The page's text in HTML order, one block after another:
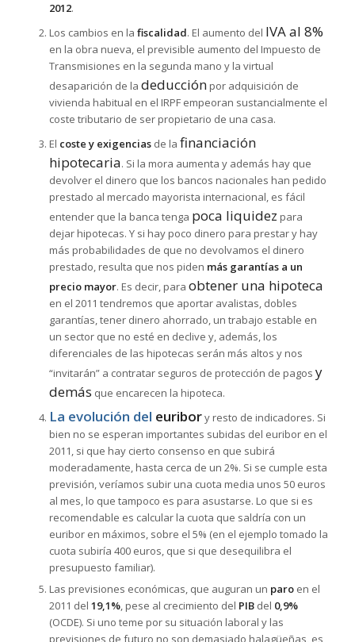
2012.
Los cambios en la fiscalidad. El aumento del IVA al 8%
en la obra nueva, el previsible aumento del Impuesto de
Transmisiones en la segunda mano y la virtual
desaparición de la deducciónpor adquisición de
vivienda habitual en el IRPF empeoran sustancialmente el
coste tributario de ser propietario de una casa.
El coste y exigenciasde la financiación
hipotecaria. Si la mora aumenta y además hay que
devolver el dinero que los bancos nacionales han pedido
prestado al mercado mayorista internacional, es fácil
entender que la banca tenga poca liquidez para
dejar hipotecas. Y si hay poco dinero para prestar y hay
más probabilidades de que no devolvamos el dinero
prestado, resulta que nos piden más garantías a un
precio mayor. Es decir, para obtener una hipoteca
en el 2011 tendremos que aportar avalistas, dobles
garantías, tener dinero ahorrado, un trabajo estable en
un sector que no esté en declive y, además, los
diferenciales de las hipotecas serán más altos y nos
“invitarán” a contratar seguros de protección de pagos y
demás que encarecen la hipoteca.
La evolución del euribory resto de indicadores. Si
bien no se esperan importantes subidas del euribor en el
2011, si que hay cierto consenso en que subirá
moderadamente, hasta cerca de un 2%. Si se cumple esta
previsión, veríamos subir una cuota media unos 50 euros
al mes, lo que tampoco es para asustarse. Lo que si es
recomendable es calcular la cuota que saldría con un
euribor en máximos, sobre el 5% (en el ejemplo tomado la
cuota subiría 400 euros, que si que desequilibra el
presupuesto familiar).
Las previsiones económicas, que auguran un paroen el
2011 del 19,1%, pese al crecimiento del PIBdel 0,9%
(OCDE). Si uno teme por su situación laboral y las
previsiones de futuro no son demasiado halagüeñas, es